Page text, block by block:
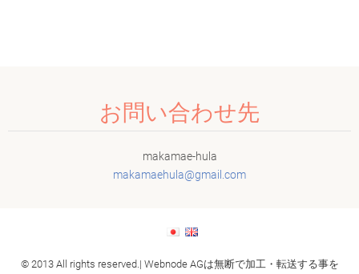
お問い合わせ先
makamae-hula
makamaehula@gmai l.com
© 2013 All rights reserved.| Webnode AGは無断で加工・転送する事を